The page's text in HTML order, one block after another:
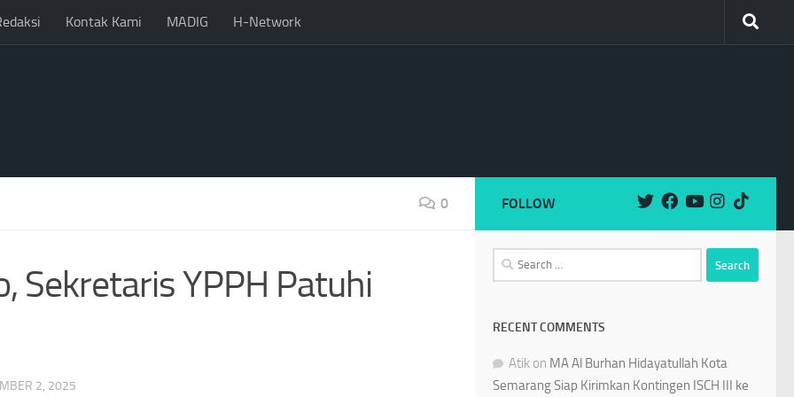
Kontak Kami MADIG H-Network
0
Sekretaris YPPH Patuhi
2, 2025
FOLLOW
Search
for:
RECENT COMMENTS
Atik on MA Al Burhan Hidayatullah Kota
Semarang Siap Kirimkan Kontingen ISCH III ke